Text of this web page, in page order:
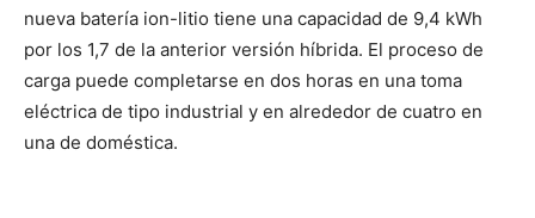
nueva batería ion-litio tiene una capacidad de 9,4 kWh
por los 1,7 de la anterior versión híbrida. El proceso de
carga puede completarse en dos horas en una toma
eléctrica de tipo industrial y en alrededor de cuatro en
una de doméstica.